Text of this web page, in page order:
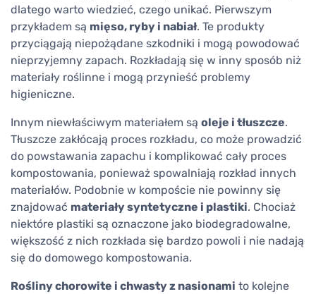
dlatego warto wiedzieć, czego unikać. Pierwszym
przykładem są mięso, ryby i nabiał. Te produkty
przyciągają niepożądane szkodniki i mogą powodować
nieprzyjemny zapach. Rozkładają się w inny sposób niż
materiały roślinne i mogą przynieść problemy
higieniczne.
Innym niewłaściwym materiałem są oleje i tłuszcze.
Tłuszcze zakłócają proces rozkładu, co może prowadzić
do powstawania zapachu i komplikować cały proces
kompostowania, ponieważ spowalniają rozkład innych
materiałów. Podobnie w kompoście nie powinny się
znajdować materiały syntetyczne i plastiki. Chociaż
niektóre plastiki są oznaczone jako biodegradowalne,
większość z nich rozkłada się bardzo powoli i nie nadają
się do domowego kompostowania.
Rośliny chorowite i chwasty z nasionami to kolejne